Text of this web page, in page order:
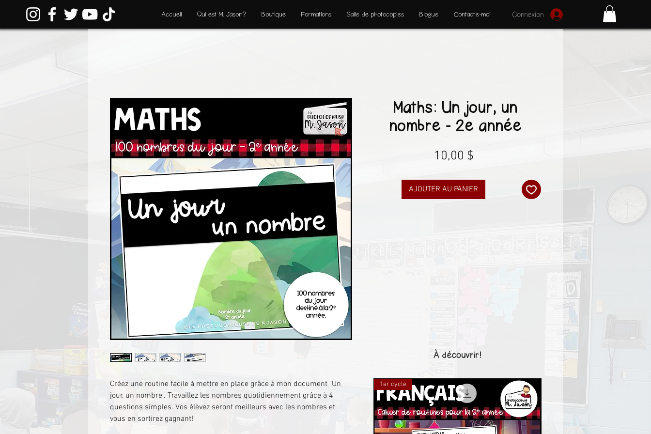
Accueil Qui est M. Jason? Boutique Formations Salle de photocopies Blogue Contacte-moi Connexion
Créez une routine facile à mettre en place grâce à mon document "Un
jour, un nombre". Travaillez les nombres quotidiennement grâce à 4
questions simples. Vos élèvez seront meilleurs avec les nombres et
vous en sortirez gagnant!
Maths: Un jour, un
nombre - 2e année
10,00 $
AJOUTER AU PANIER
À découvrir!
1er cycle